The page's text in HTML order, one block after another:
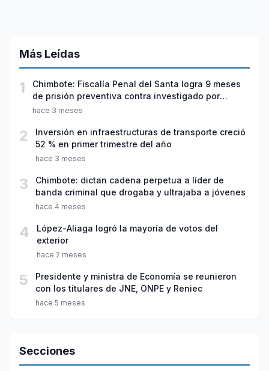
Más Leídas
1
Chimbote: Fiscalía Penal del Santa logra 9 meses
de prisión preventiva contra investigado por
violación sexual y tentativa de feminicidio
hace 3 meses
2
Inversión en infraestructuras de transporte creció
52 % en primer trimestre del año
hace 3 meses
3
Chimbote: dictan cadena perpetua a líder de
banda criminal que drogaba y ultrajaba a jóvenes
hace 4 meses
4
López-Aliaga logró la mayoría de votos del
exterior
hace 2 meses
5
Presidente y ministra de Economía se reunieron
con los titulares de JNE, ONPE y Reniec
hace 5 meses
Secciones